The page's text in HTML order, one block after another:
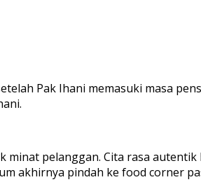
Pak Ihani memasuki masa
minat pelanggan. Cita rasa autentik
akhirnya pindah ke food corner